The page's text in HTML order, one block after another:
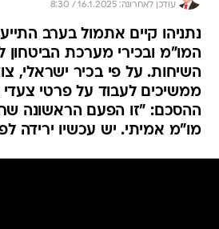
עודכן לאחרונה: 16.1.2025 / 8:30
נתניהו קיים אתמול בערב
המו"מ ובכירי מערכת הביטחון
השיחות. על פי בכיר ישראלי,
ממשיכים לעבוד על פרטי צעדי
ההסכם: "זו הפעם הראשונה
מו"מ אמיתי. יש עכשיו ירידה